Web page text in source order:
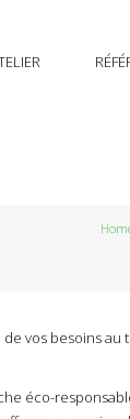
de vos besoins
éco-